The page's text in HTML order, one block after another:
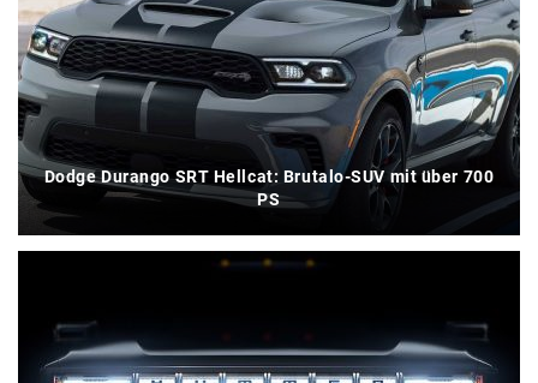
Dodge Durango SRT Hellcat: Brutalo-SUV mit über 700
PS